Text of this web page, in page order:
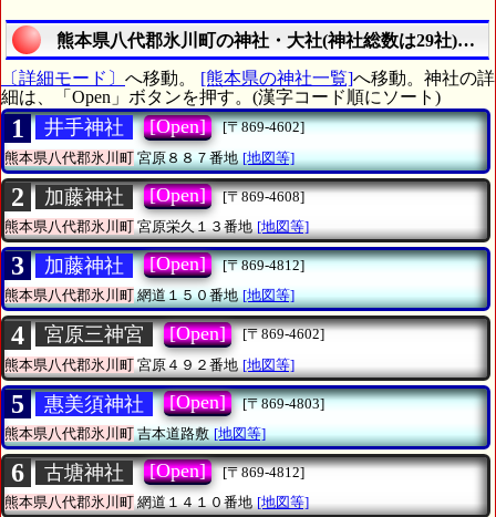
熊本県八代郡氷川町の神社・大社(神社総数は29社)を
〔詳細モード〕 へ移動。 [熊本県の神社一覧]へ移動。神社の詳
細は、「Open」ボタンを押す。(漢字コード順にソート)
1 井手神社 [Open]
[〒869-4602]
熊本県八代郡氷川町宮原８８７番地 [地図等]
2 加藤神社 [Open]
[〒869-4608]
熊本県八代郡氷川町宮原栄久１３番地 [地図等]
3 加藤神社 [Open]
[〒869-4812]
熊本県八代郡氷川町網道１５０番地 [地図等]
4 宮原三神宮 [Open]
[〒869-4602]
熊本県八代郡氷川町 宮原４９２番地 [地図等]
5 惠美須神社 [Open]
[〒869-4803]
熊本県八代郡氷川町吉本道路敷 [地図等]
6 古塘神社 [Open]
[〒869-4812]
熊本県八代郡氷川町網道１４１０番地 [地図等]